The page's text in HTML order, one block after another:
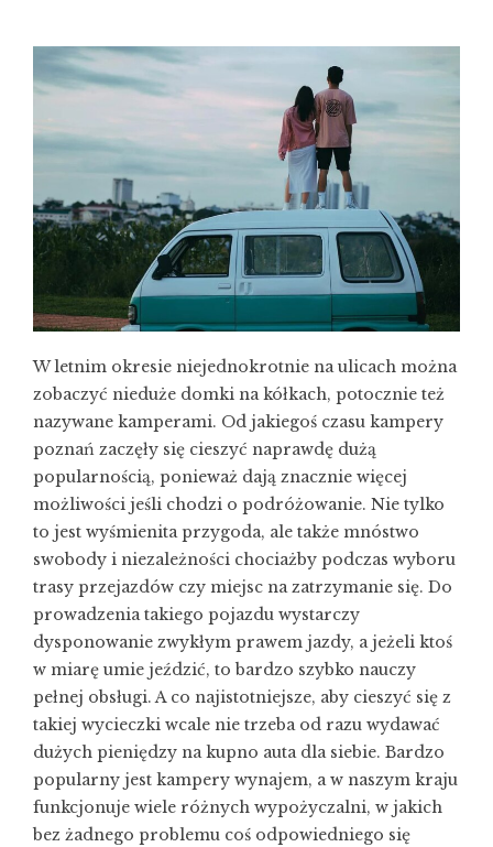
W letnim okresie niejednokrotnie na ulicach można
zobaczyć nieduże domki na kółkach, potocznie też
nazywane kamperami. Od jakiegoś czasu kampery
poznań zaczęły się cieszyć naprawdę dużą
popularnością, ponieważ dają znacznie więcej
możliwości jeśli chodzi o podróżowanie. Nie tylko
to jest wyśmienita przygoda, ale także mnóstwo
swobody i niezależności chociażby podczas wyboru
trasy przejazdów czy miejsc na zatrzymanie się. Do
prowadzenia takiego pojazdu wystarczy
dysponowanie zwykłym prawem jazdy, a jeżeli ktoś
w miarę umie jeździć, to bardzo szybko nauczy
pełnej obsługi. A co najistotniejsze, aby cieszyć się z
takiej wycieczki wcale nie trzeba od razu wydawać
dużych pieniędzy na kupno auta dla siebie. Bardzo
popularny jest kampery wynajem, a w naszym kraju
funkcjonuje wiele różnych wypożyczalni, w jakich
bez żadnego problemu coś odpowiedniego się